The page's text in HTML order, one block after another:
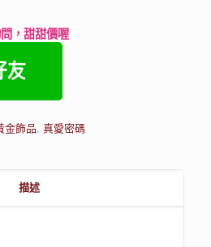
，甜甜價喔
金飾品, 真愛密碼
描述